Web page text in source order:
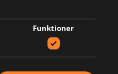
Funktioner